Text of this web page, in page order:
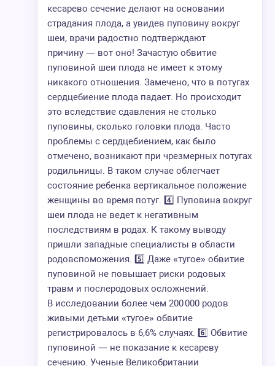
кесарево сечение делают на основании
страдания плода, а увидев пуповину вокруг
шеи, врачи радостно подтверждают
причину — вот оно! Зачастую обвитие
пуповиной шеи плода не имеет к этому
никакого отношения. Замечено, что в потугах
сердцебиение плода падает. Но происходит
это вследствие сдавления не столько
пуповины, сколько головки плода. Часто
проблемы с сердцебиением, как было
отмечено, возникают при чрезмерных потугах
родильницы. В таком случае облегчает
состояние ребенка вертикальное положение
женщины во время потуг. 4️⃣ Пуповина вокруг
шеи плода не ведет к негативным
последствиям в родах. К такому выводу
пришли западные специалисты в области
родовспоможения. 5️⃣ Даже «тугое» обвитие
пуповиной не повышает риски родовых
травм и послеродовых осложнений.
В исследовании более чем 200 000 родов
живыми детьми «тугое» обвитие
регистрировалось в 6,6% случаях. 6️⃣ Обвитие
пуповиной — не показание к кесареву
сечению. Ученые Великобритании